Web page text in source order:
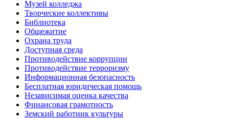
Музей колледжа
Творческие коллективы
Библиотека
Общежитие
Охрана труда
Доступная среда
Противодействие коррупции
Противодействие терроризму
Информационная безопасность
Бесплатная юридическая помощь
Независимая оценка качества
Финансовая грамотность
Земский работник культуры